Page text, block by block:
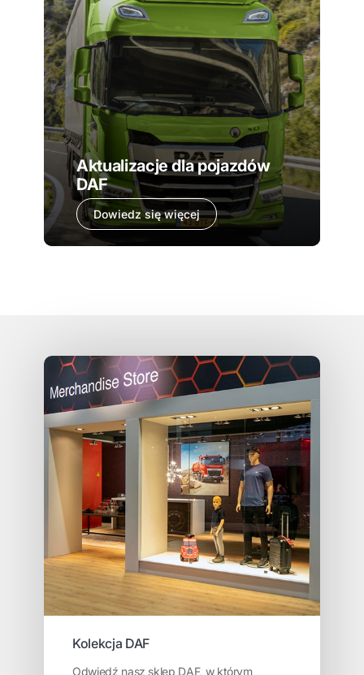
Aktualizacje dla pojazdów
DAF
Dowiedz się więcej
Kolekcja DAF
Odwiedź nasz sklep DAF, w którym